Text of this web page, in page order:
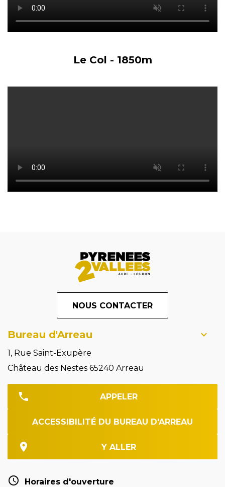
Le Col - 1850m
NOUS CONTACTER
Bureau d'Arreau
1, Rue Saint-Exupère
Château des Nestes 65240 Arreau
APPELER
ACCESSIBILITÉ DU BUREAU D'ARREAU
Y ALLER
Horaires d'ouverture